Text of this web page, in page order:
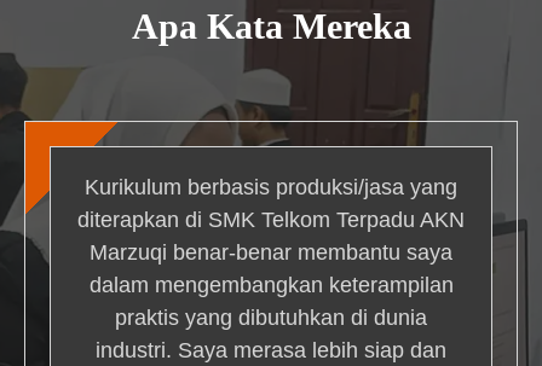
Apa Kata Mereka
Kurikulum berbasis produksi/jasa yang
diterapkan di SMK Telkom Terpadu AKN
Marzuqi benar-benar membantu saya
dalam mengembangkan keterampilan
praktis yang dibutuhkan di dunia
industri. Saya merasa lebih siap dan